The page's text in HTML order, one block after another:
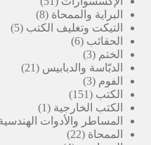
منتج
البراية والممحاة 8
8
منتجاتالتيكت وتغليف الكتب 5
5
الحقائب 6
6
الختم 3
3
منتجات
الدبّاسة والدبابيس 21
21
الفوم 3
3
منتجات
الكتب 151
151
منتج
الكتب الخارجية 1
منتجالمساطر والأدوات
الممحاة 22
22